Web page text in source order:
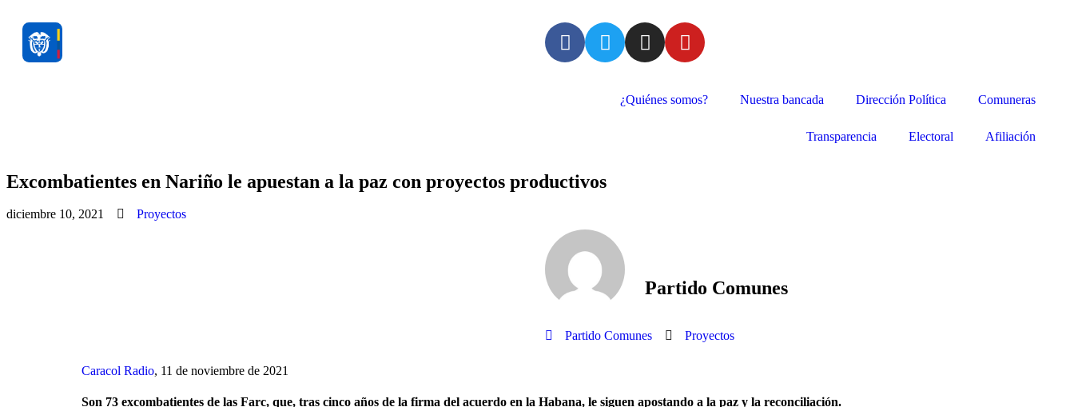
¿Quiénes somos? Nuestra bancada Dirección Política Comuneras
Transparencia Electoral Afiliación
Excombatientes en Nariño le apuestan a la paz con proyectos productivos
diciembre 10, 2021 Proyectos
Partido Comunes
Partido Comunes Proyectos
Caracol Radio, 11 de noviembre de 2021
Son 73 excombatientes de las Farc, que, tras cinco años de la firma del acuerdo en la Habana, le siguen apostando a la paz y la reconciliación.